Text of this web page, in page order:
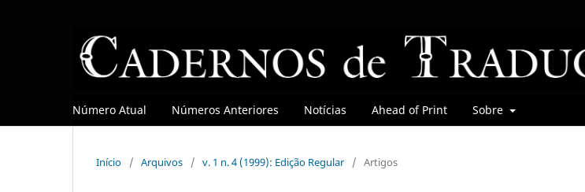
Número Atual Números Anteriores Notícias Ahead of Print Sobre
Início / Arquivos / v. 1 n. 4 (1999): Edição Regular / Artigos